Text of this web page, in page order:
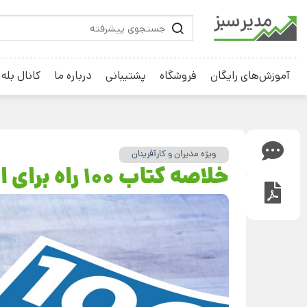
آموزش‌های رایگان فروشگاه پشتیبانی درباره ما کانال بله
ویژه مدیران و کارآفرینان
خلاصه کتاب 100 راه برای انگیزه دادن به دیگران